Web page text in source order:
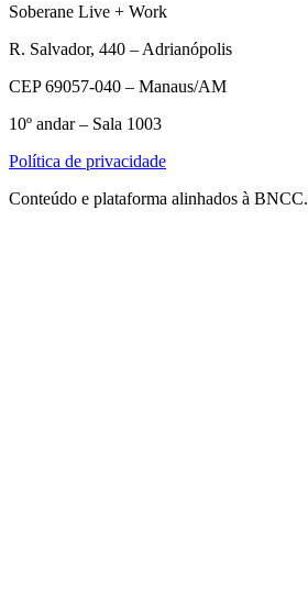
Soberane Live + Work
R. Salvador, 440 – Adrianópolis
CEP 69057-040 – Manaus/AM
10º andar – Sala 1003
Política de privacidade
Conteúdo e plataforma alinhados à BNCC.